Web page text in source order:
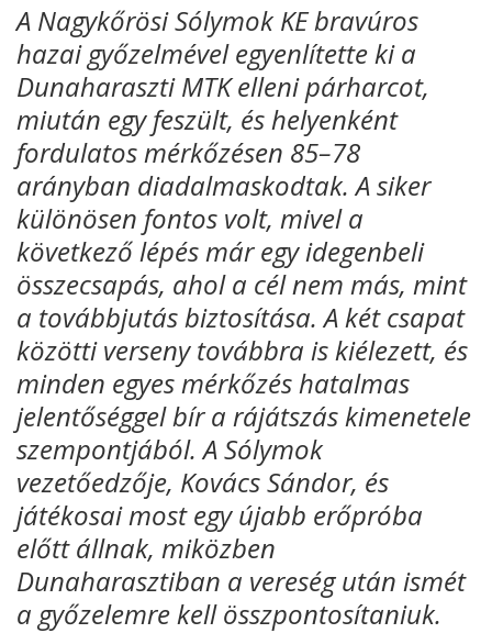
A Nagykőrösi Sólymok KE bravúros
hazai győzelmével egyenlítette ki a
Dunaharaszti MTK elleni párharcot,
miután egy feszült, és helyenként
fordulatos mérkőzésen 85–78
arányban diadalmaskodtak. A siker
különösen fontos volt, mivel a
következő lépés már egy idegenbeli
összecsapás, ahol a cél nem más, mint
a továbbjutás biztosítása. A két csapat
közötti verseny továbbra is kiélezett, és
minden egyes mérkőzés hatalmas
jelentőséggel bír a rájátszás kimenetele
szempontjából. A Sólymok
vezetőedzője, Kovács Sándor, és
játékosai most egy újabb erőpróba
előtt állnak, miközben
Dunaharasztiban a vereség után ismét
a győzelemre kell összpontosítaniuk.